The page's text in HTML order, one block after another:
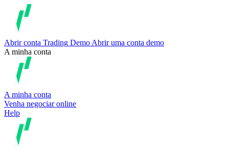
Abrir conta Trading Demo Abrir uma conta demo
A minha conta
A minha conta
Venha negociar online
Help